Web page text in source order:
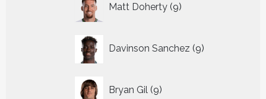
Matt Doherty 9
producten
Davinson Sanchez 9
producten
Bryan Gil 9
producten